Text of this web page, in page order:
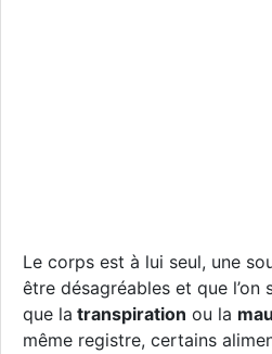
Le corps est à lui seul, une
être désagréables et que l’on
que la transpiration ou la
même registre, certains